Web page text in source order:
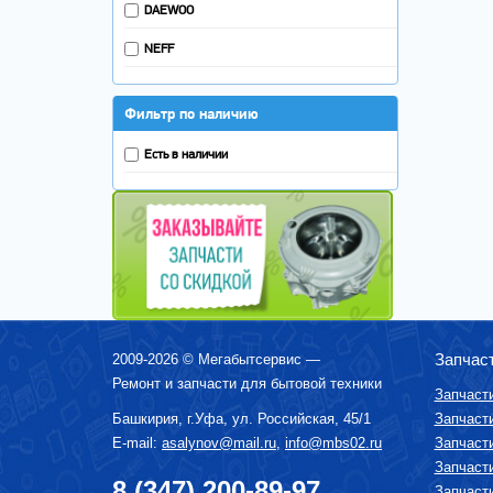
АЭРОГРИЛЬ
DAEWOO
NEFF
Фильтр по наличию
Есть в наличии
2009-2026 © Мегабытсервис —
Ремонт и запчасти для бытовой техники
Башкирия, г.Уфа, ул. Российская, 45/1
E-mail: asalynov@mail.ru, info@mbs02.ru